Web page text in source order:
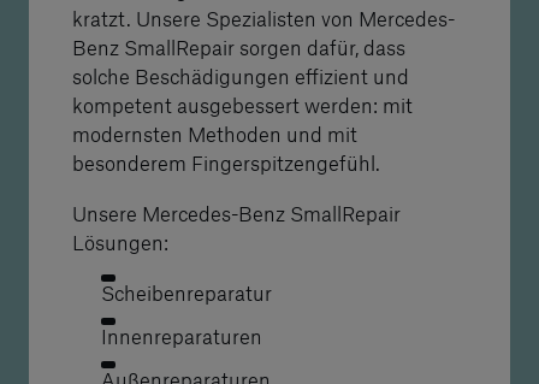
kratzt. Unsere Spezialisten von Mercedes-
Benz SmallRepair sorgen dafür, dass
solche Beschädigungen effizient und
kompetent ausgebessert werden: mit
modernsten Methoden und mit
besonderem Fingerspitzengefühl.
Unsere Mercedes-Benz SmallRepair
Lösungen:
Scheibenreparatur
Innenreparaturen
Außenreparaturen